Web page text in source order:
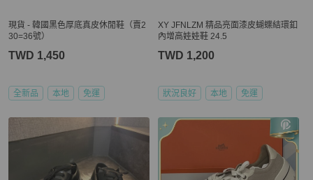
現貨 - 韓國黑色厚底真皮休閒鞋（賣2
30=36號）
TWD 1,450
全新品 本地 免運
XY JFNLZM 精品亮面漆皮蝴蝶結環釦
內增高娃娃鞋 24.5
TWD 1,200
狀況良好 本地 免運